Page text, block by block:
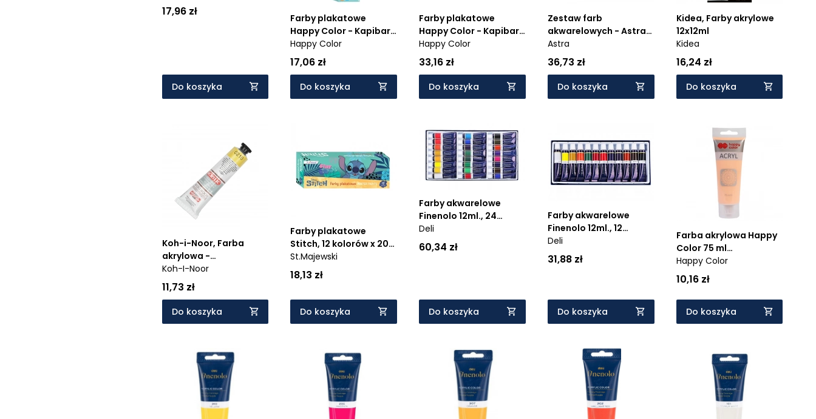
17,96 zł
Do koszyka
Farby plakatowe
Happy Color - Kapibara
Kapi Fun, 6 kolorów x
25ml
Happy Color
17,06 zł
Do koszyka
Farby plakatowe
Happy Color - Kapibara
Kapi Fun, 12 kolorów x
25ml
Happy Color
33,16 zł
Do koszyka
Zestaw farb
akwarelowych - Astra
Art&Hobby, 36 kol +
pędzelek wodny +
paletka
Astra
36,73 zł
Do koszyka
Kidea, Farby akrylowe
12x12ml
Kidea
16,24 zł
Do koszyka
Koh-i-Noor, Farba
akrylowa -
ciemnożółta, 40 ml
Koh-I-Noor
11,73 zł
Do koszyka
Farby plakatowe
Stitch, 12 kolorów x 20
ml
St.Majewski
18,13 zł
Do koszyka
Farby akwarelowe
Finenolo 12ml., 24
kolory
Deli
60,34 zł
Do koszyka
Farby akwarelowe
Finenolo 12ml., 12
kolorów
Deli
31,88 zł
Do koszyka
Farba akrylowa Happy
Color 75 ml
brzoskwiniowy
Happy Color
10,16 zł
Do koszyka